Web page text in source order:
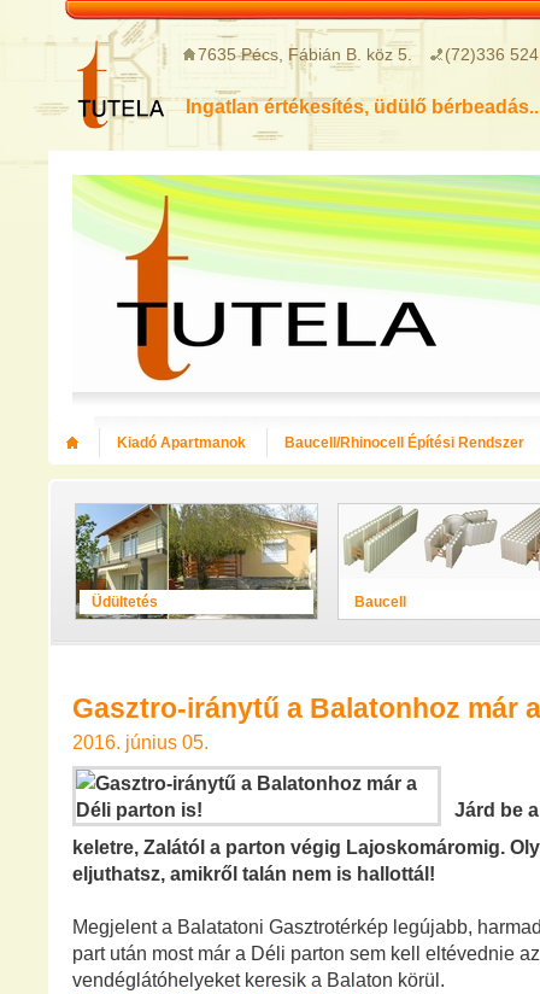
7635 Pécs, Fábián B. köz 5. (72)336 524
Ingatlan értékesítés, üdülő
Kiadó Apartmanok Baucell/Rhinocell Építési Rendszer
Üdültetés Baucell
Gasztro-iránytű a Balatonhoz már
2016. június 05.
Járd be
keletre, Zalától a parton végig Lajoskomáromig.
eljuthatsz, amikről talán nem is hallottál!
Megjelent a Balatatoni Gasztrotérkép legújabb,
part után most már a Déli parton sem kell eltévednie
vendéglátóhelyeket keresik a Balaton körül.